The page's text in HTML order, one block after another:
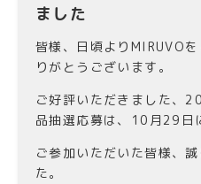
ました
皆様、日頃よりMIRUVO
りがとうございます。
ご好評いただきました、
品抽選応募は、10月29日
ご参加いただいた皆様、
た。